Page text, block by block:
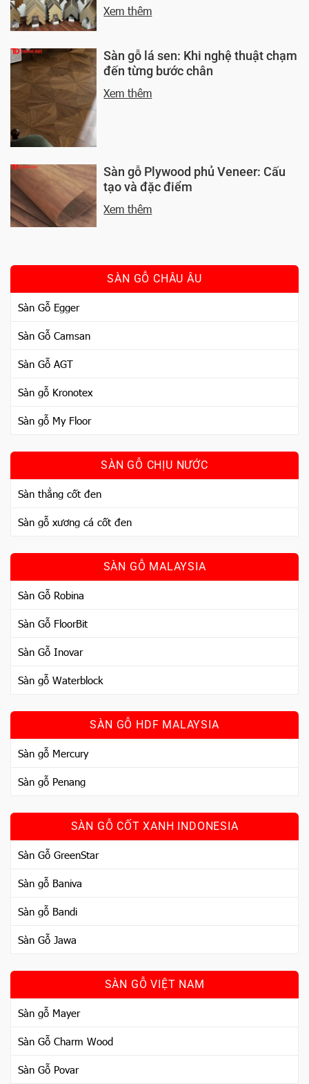
Xem thêm
Sàn gỗ lá sen: Khi nghệ thuật chạm
đến từng bước chân
Xem thêm
Sàn gỗ Plywood phủ Veneer: Cấu
tạo và đặc điểm
Xem thêm
SÀN GỖ CHÂU ÂU
Sàn Gỗ Egger
Sàn Gỗ Camsan
Sàn Gỗ AGT
Sàn gỗ Kronotex
Sàn gỗ My Floor
SÀN GỖ CHỊU NƯỚC
Sàn thẳng cốt đen
Sàn gỗ xương cá cốt đen
SÀN GỖ MALAYSIA
Sàn Gỗ Robina
Sàn Gỗ FloorBit
Sàn Gỗ Inovar
Sàn gỗ Waterblock
SÀN GỖ HDF MALAYSIA
Sàn gỗ Mercury
Sàn gỗ Penang
SÀN GỖ CỐT XANH INDONESIA
Sàn Gỗ GreenStar
Sàn gỗ Baniva
Sàn gỗ Bandi
Sàn Gỗ Jawa
SÀN GỖ VIỆT NAM
Sàn gỗ Mayer
Sàn Gỗ Charm Wood
Sàn Gỗ Povar